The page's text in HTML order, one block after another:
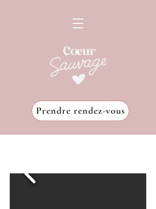
Prendre rendez-vous